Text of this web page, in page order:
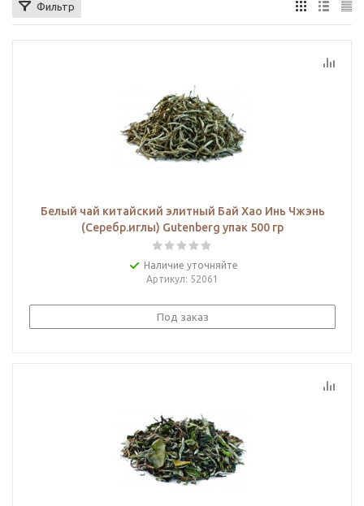
Фильтр
Белый чай китайский элитный Бай Хао Инь Чжэнь
(Серебр.иглы) Gutenberg упак 500 гр
Наличие уточняйте
Артикул: 52061
Под заказ